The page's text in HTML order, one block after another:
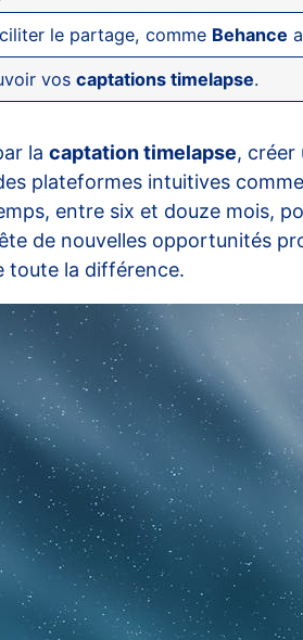
le partage, comme Behance
voscaptations timelapse.
la captation timelapse, créer
plateformes intuitives
entre six et douze mois,
de nouvelles opportunités
toute la différence.